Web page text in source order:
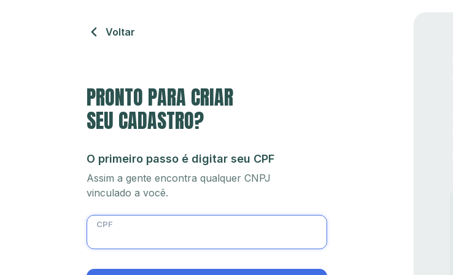
Voltar
PRONTO PARA CRIAR
SEU CADASTRO?
O primeiro passo é digitar seu CPF
Assim a gente encontra qualquer CNPJ
vinculado a você.
CPF